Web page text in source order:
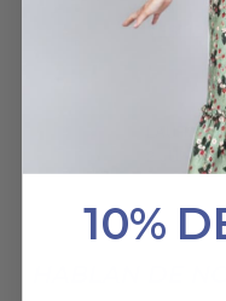
VESTIDO
LAURA
2 JUNIO,
10%